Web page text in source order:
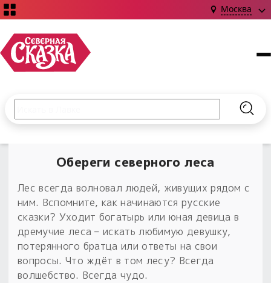
Москва
Издания о Славянской культуре и ведовстве
Коллекции
Наборы для курсов и книг
Обереги славян нательные
Обереги для дома и машины
Гадание
Магия
Библиография
Об авторе и издательстве
С чего начать?
Материалы
Для алтаря
Расходные материалы
Новинки ›
Готовые заговоры
Для чего:
Предметы
Введите текст и нажмите кнопку «Найти», чтобы
Обереги северного леса
Лес всегда волновал людей, живущих рядом с
ним. Вспомните, как начинаются русские
сказки? Уходит богатырь или юная девица в
дремучие леса – искать любимую девушку,
потерянного братца или ответы на свои
вопросы. Что ждёт в том лесу? Всегда
волшебство. Всегда чудо.